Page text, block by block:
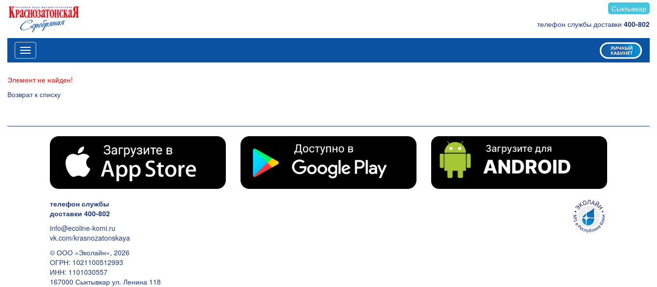
Сыктывкар
телефон службы доставки 400-802
Меню
Элемент не найден!
Возврат к списку
телефон службы
доставки 400-802
info@ecoline-komi.ru
vk.com/krasnozatonskaya
© ООО «Эколайн», 2026
ОГРН: 1021100512993
ИНН: 1101030557
167000 Сыктывкар ул. Ленина 118